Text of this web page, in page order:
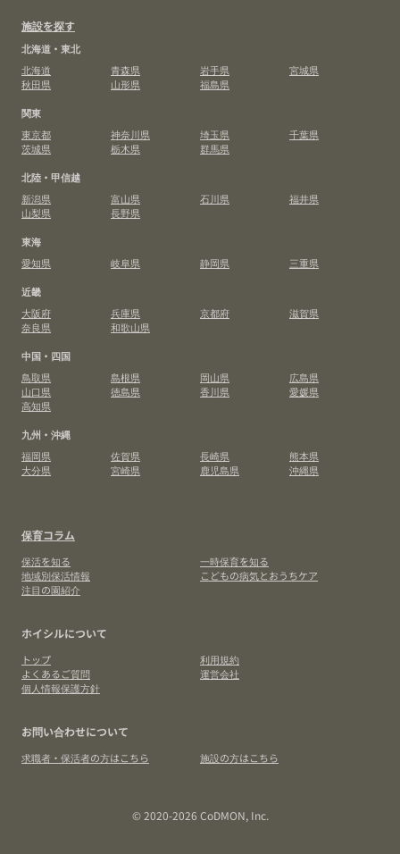
施設を探す
北海道・東北
北海道
青森県 岩手県
宮城県
秋田県
山形県
福島県
関東
東京都
神奈川県 埼玉県
千葉県
茨城県
栃木県
群馬県
北陸・甲信越
新潟県
富山県 石川県
福井県
山梨県
長野県
東海
愛知県
岐阜県 静岡県
三重県
近畿
大阪府
兵庫県 京都府
滋賀県
奈良県
和歌山県
中国・四国
鳥取県
島根県 岡山県
広島県
山口県
徳島県 香川県
愛媛県
高知県
九州・沖縄
福岡県
佐賀県 長崎県
熊本県
大分県
宮崎県 鹿児島県 沖縄県
保育コラム
保活を知る
一時保育を知る
地域別保活情報
こどもの病気とおうちケア
注目の園紹介
ホイシルについて
トップ
利用規約
よくあるご質問
運営会社
個人情報保護方針
お問い合わせについて
求職者・保活者の方はこちら 施設の方はこちら
© 2020-2026 CoDMON, Inc.